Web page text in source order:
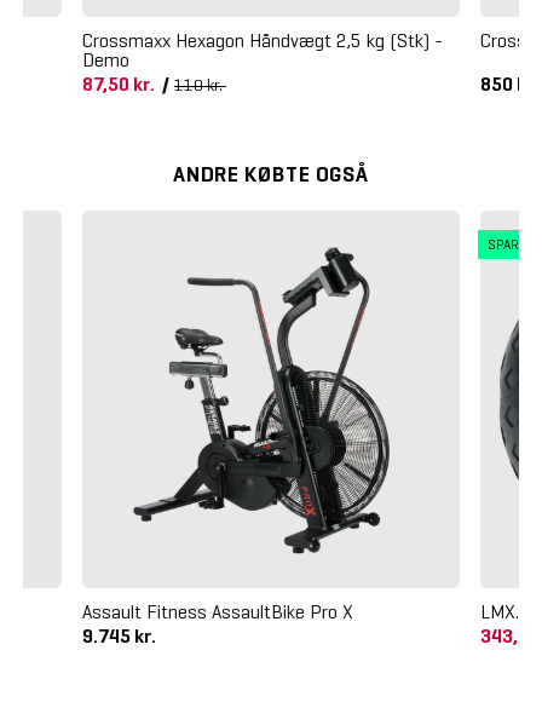
Crossmaxx Hexagon Håndvægt 2,5 kg (Stk) -
Demo
87,50 kr./ 110 kr.
850 kr.
ANDRE KØBTE OGSÅ
Assault Fitness AssaultBike Pro X
9.745 kr.
SPAR
LMX.